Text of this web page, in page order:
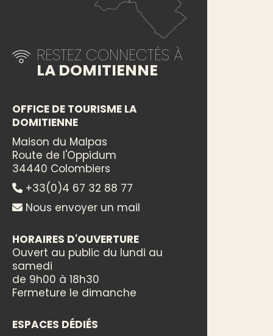
RESTEZ CONNECTÉS À
LA DOMITIENNE
OFFICE DE TOURISME LA
DOMITIENNE
Maison du Malpas
Route de l'Oppidum
34440 Colombiers
+33(0)4 67 32 88 77
Nous envoyer un mail
HORAIRES D'OUVERTURE
Ouvert au public du lundi au
samedi
de 9h00 à 18h30
Fermeture le dimanche
ESPACES DÉDIÉS